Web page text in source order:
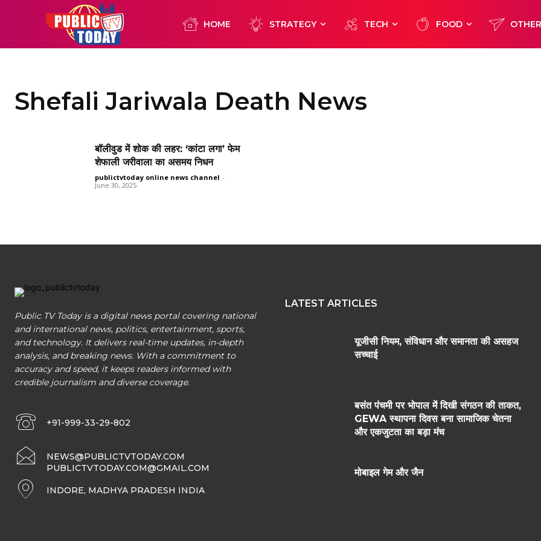
HOME STRATEGY TECH FOOD
Shefali Jariwala Death News
बॉलीवुड में शोक की लहर: ‘कांटा लगा’ फेम
शेफाली जरीवाला का असमय निधन
publictvtoday online news channel -
June 30, 2025
Public TV Today is a digital news portal covering national
and international news, politics, entertainment, sports,
and technology. It delivers real-time updates, in-depth
analysis, and breaking news. With a commitment to
accuracy and speed, it keeps readers informed with
credible journalism and diverse coverage.
+91-999-33-29-802
NEWS@PUBLICTVTODAY.COM
PUBLICTVTODAY.COM@GMAIL.COM
INDORE, MADHYA PRADESH INDIA
LATEST ARTICLES
यूजीसी नियम, संविधान और समानता की असहज
सच्चाई
बसंत पंचमी पर भोपाल में दिखी संगठन की ताकत,
GEWA स्थापना दिवस बना सामाजिक चेतना
और एकजुटता का बड़ा मंच
मोबाइल गेम और जैन